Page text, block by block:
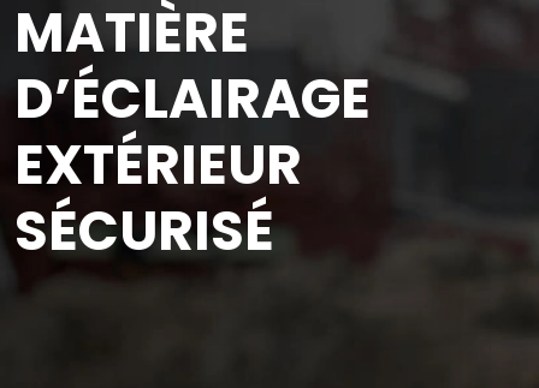
MATIÈRE
D’ÉCLAIRAGE
EXTÉRIEUR
SÉCURISÉ